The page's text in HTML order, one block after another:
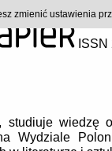
studiuje wiedzę
Wydziale
zmienić ustawienia